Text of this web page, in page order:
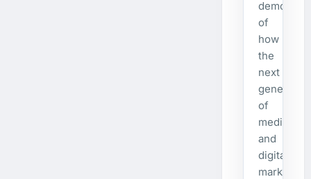
of
how
the
next
generation
of
media
and
digital
marketing